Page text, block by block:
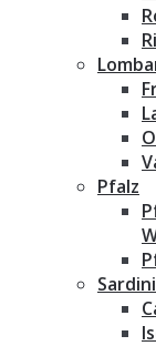
Pfalz